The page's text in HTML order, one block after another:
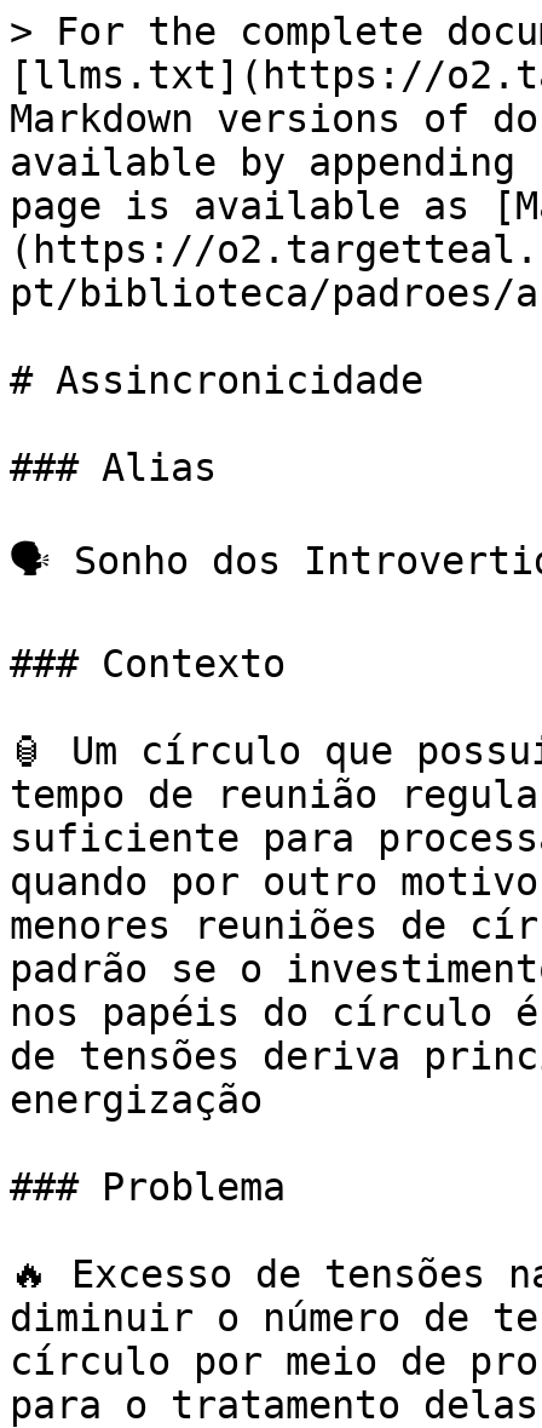
> For the complete
[llms.txt](https://
Markdown versions of
available by
page is available as
(https://
pt/biblioteca/padroes/
# Assincronicidade
### Alias
🗣 Sonho dos
### Contexto
🏮 Um círculo que
tempo de reunião
suficiente para
quando por outro
menores reuniões de
padrão se o
nos papéis do círculo
de tensões deriva
energização
### Problema
🔥 Excesso de tensões
diminuir o número de
círculo por meio de
para o tratamento